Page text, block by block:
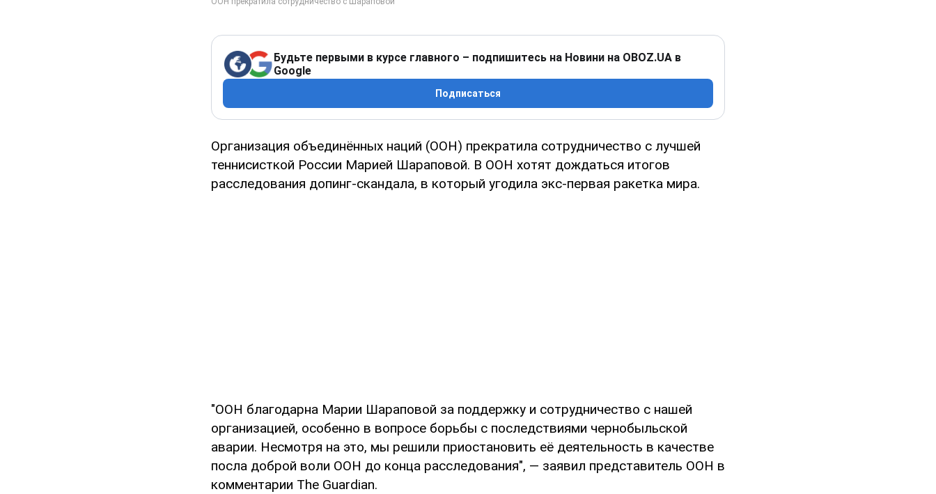
Будьте первыми в курсе главного – подпишитесь на Новини на OBOZ.UA в
Google
Подписаться
Организация объединённых наций (ООН) прекратила сотрудничество с лучшей
теннисисткой России Марией Шараповой. В ООН хотят дождаться итогов
расследования допинг-скандала, в который угодила экс-первая ракетка мира.
"ООН благодарна Марии Шараповой за поддержку и сотрудничество с нашей
организацией, особенно в вопросе борьбы с последствиями чернобыльской
аварии. Несмотря на это, мы решили приостановить её деятельность в качестве
посла доброй воли ООН до конца расследования", — заявил представитель ООН в
комментарии The Guardian.